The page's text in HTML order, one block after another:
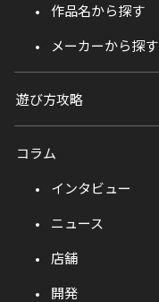
作品名から探す
メーカーから探す
遊び方攻略
コラム
インタビュー
ニュース
店舗
開発